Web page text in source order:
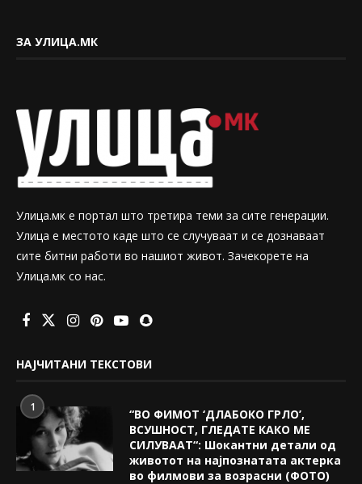
ЗА УЛИЦА.МК
Улица.мк е портал што третира теми за сите генерации.
Улица е местото каде што се случуваат и се дознаваат
сите битни работи во нашиот живот. Зачекорете на
Улица.мк со нас.
НАЈЧИТАНИ ТЕКСТОВИ
1
“ВО ФИМОТ ‘ДЛАБОКО ГРЛО’,
ВСУШНОСТ, ГЛЕДАТЕ КАКО МЕ
СИЛУВААТ“: Шокантни детали од
животот на најпознатата актерка
во филмови за возрасни (ФОТО)